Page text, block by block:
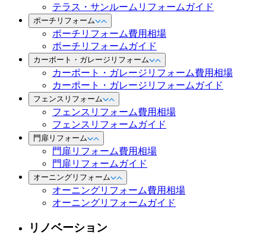
テラス・サンルームリフォームガイド
ポーチリフォーム
ポーチリフォーム費用相場
ポーチリフォームガイド
カーポート・ガレージリフォーム
カーポート・ガレージリフォーム費用相場
カーポート・ガレージリフォームガイド
フェンスリフォーム
フェンスリフォーム費用相場
フェンスリフォームガイド
門扉リフォーム
門扉リフォーム費用相場
門扉リフォームガイド
オーニングリフォーム
オーニングリフォーム費用相場
オーニングリフォームガイド
リノベーション